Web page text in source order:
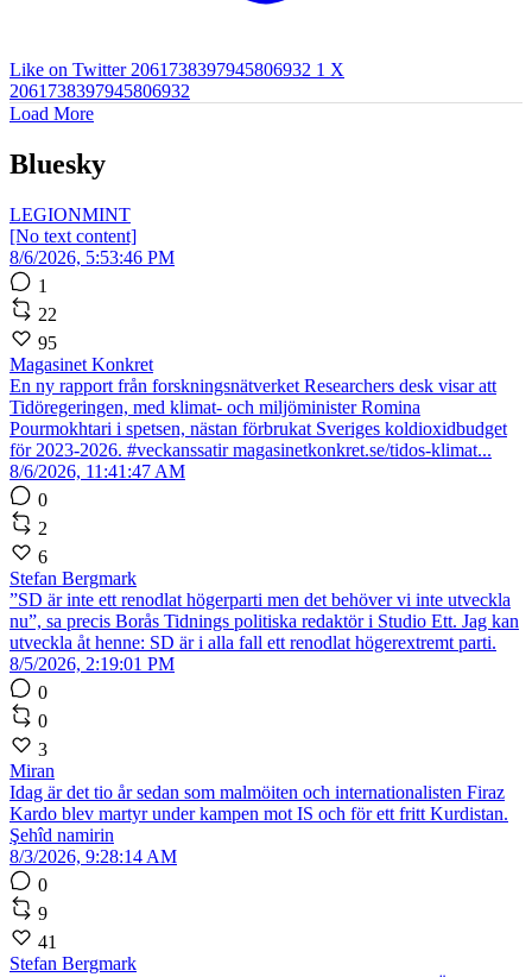
Like on Twitter 2061738397945806932 1 X
2061738397945806932
Load More
Bluesky
LEGIONMINT
[No text content]
8/6/2026, 5:53:46 PM
1
22
95
Magasinet Konkret
En ny rapport från forskningsnätverket Researchers desk visar att
Tidöregeringen, med klimat- och miljöminister Romina
Pourmokhtari i spetsen, nästan förbrukat Sveriges koldioxidbudget
för 2023-2026. #veckanssatir magasinetkonkret.se/tidos-klimat...
8/6/2026, 11:41:47 AM
0
2
6
Stefan Bergmark
”SD är inte ett renodlat högerparti men det behöver vi inte utveckla
nu”, sa precis Borås Tidnings politiska redaktör i Studio Ett. Jag kan
utveckla åt henne: SD är i alla fall ett renodlat högerextremt parti.
8/5/2026, 2:19:01 PM
0
0
3
Miran
Idag är det tio år sedan som malmöiten och internationalisten Firaz
Kardo blev martyr under kampen mot IS och för ett fritt Kurdistan.
Şehîd namirin
8/3/2026, 9:28:14 AM
0
9
41
Stefan Bergmark